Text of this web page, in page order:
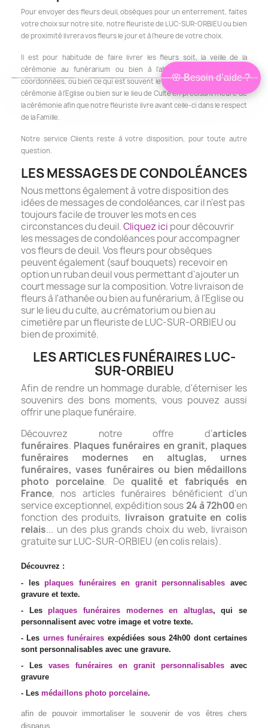
Pour envoyer des fleurs deuil, obsèques pour un enterrement, faites
votre choix sur notre site, notre fleuriste de LUC-SUR-ORBIEU ou bien
de proximité livrera vos fleurs le jour et à l'heure de votre choix.
Il est pour habitude de faire livrer les fleurs soit, la veille de la
cérémonie au funérarium ou bien à l'athanée si l'on en a les
coordonnées, ou bien ce qui est souvent le plus approprié le jour de la
cérémonie à l'Eglise ou bien sur le lieu de Culte en précisant l'heure de
la cérémonie afin que notre fleuriste livre avant celle-ci dans le respect
de la Famille.
Notre service Clients reste à votre disposition, pour toute autre
question.
LES MESSAGES DE CONDOLÉANCES
Nous mettons également à votre disposition des
idées de messages de condoléances, car il n'est pas
toujours facile de trouver les mots en ces
circonstances du deuil.Cliquez ici pour découvrir
les messages de condoléances pour accompagner
vos fleurs de deuil. Vos fleurs pour obsèques
peuvent également (sauf bouquets) recevoir en
option un ruban deuil vous permettant d'ajouter un
court message sur la composition.Votre livraison de
fleurs à l'athanée ou bien au funérarium, à l'Eglise ou
sur le lieu du culte, au crématorium ou bien au
cimetière par un fleuriste de LUC-SUR-ORBIEU ou
bien de proximité.
LES ARTICLES FUNÉRAIRES LUC-
SUR-ORBIEU
Afin de rendre un hommage durable, d'éterniser les
souvenirs des bons moments, vous pouvez aussi
offrir une plaque funéraire.
Découvrez notre offre d'articles
funéraires. Plaques funéraires en granit, plaques
funéraires modernes en altuglas, urnes
funéraires, vases funéraires ou bien médaillons
photo porcelaine. De qualité et fabriqués en
France, nos articles funéraires bénéficient d'un
service exceptionnel, expédition sous 24 à 72h00en
fonction des produits, livraison gratuite en colis
relais... un des plus grands choix du web, livraison
gratuite sur LUC-SUR-ORBIEU (en colis relais).
Découvrez :
- lesplaques funéraires en granit personnalisables avec
gravure et texte.
- Lesplaques funéraires modernes en altuglas, qui se
personnalisent avec votre image et votre texte.
- Les urnes funéraires expédiées sous 24h00 dont certaines
sont personnalisables avec une gravure.
- Les vases funéraires en granit personnalisables avec
gravure
- Les médaillons photo porcelaine.
afin de pouvoir immortaliser le souvenir de vos êtres chers
disparus......
🌸 Besoin d’aide ?
×
Bonjour,
je suis Isabelle
Conseillère
Je préfère choisir seul